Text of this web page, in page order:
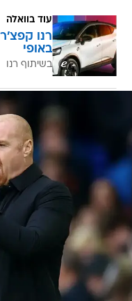
עוד בוואלה
רנו
באופי
בשיתוף רנו